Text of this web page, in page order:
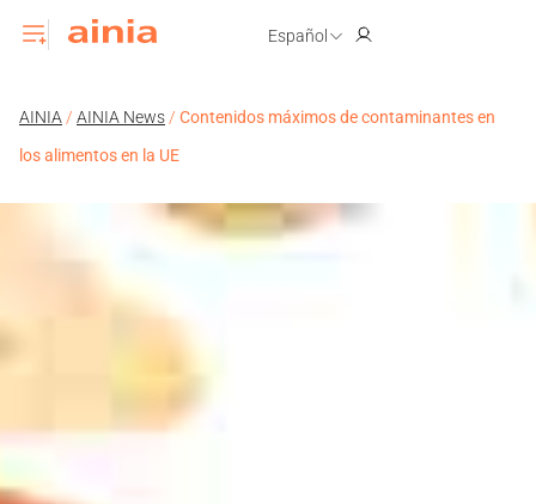
Español
AINIA / AINIA News / Contenidos máximos de contaminantes en
los alimentos en la UE